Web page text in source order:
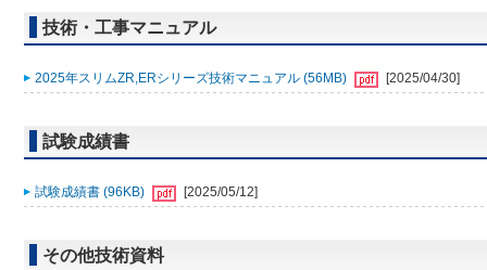
技術・工事マニュアル
2025年スリムZR,ERシリーズ技術マニュアル (56MB) [2025/04/30]
試験成績書
試験成績書 (96KB) [2025/05/12]
その他技術資料